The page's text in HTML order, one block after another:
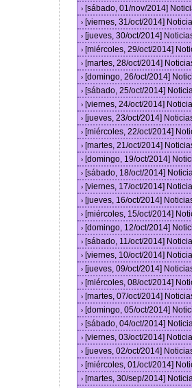
› [sábado, 01/nov/2014]
› [viernes, 31/oct/2014]
› [jueves, 30/oct/2014]
› [miércoles, 29/oct/2014]
› [martes, 28/oct/2014]
› [domingo, 26/oct/2014]
› [sábado, 25/oct/2014]
› [viernes, 24/oct/2014]
› [jueves, 23/oct/2014]
› [miércoles, 22/oct/2014]
› [martes, 21/oct/2014]
› [domingo, 19/oct/2014]
› [sábado, 18/oct/2014]
› [viernes, 17/oct/2014]
› [jueves, 16/oct/2014]
› [miércoles, 15/oct/2014]
› [domingo, 12/oct/2014]
› [sábado, 11/oct/2014]
› [viernes, 10/oct/2014]
› [jueves, 09/oct/2014]
› [miércoles, 08/oct/2014]
› [martes, 07/oct/2014]
› [domingo, 05/oct/2014]
› [sábado, 04/oct/2014]
› [viernes, 03/oct/2014]
› [jueves, 02/oct/2014]
› [miércoles, 01/oct/2014]
› [martes, 30/sep/2014]